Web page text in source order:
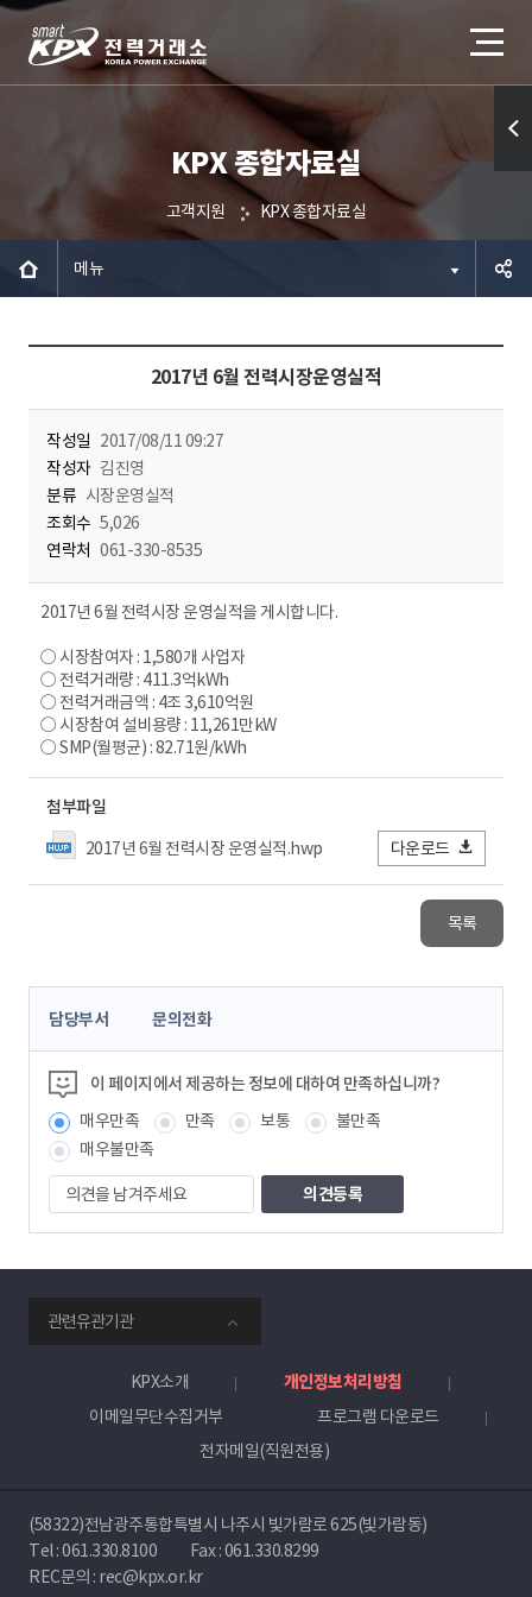
KPX 종합자료실
고객지원 KPX 종합자료실
메뉴
2017년 6월 전력시장운영실적
작성일 2017/08/11 09:27
작성자 김진영
분류 시장운영실적
조회수 5,026
연락처 061-330-8535
2017년 6월 전력시장 운영실적을 게시합니다.
○ 시장참여자 : 1,580개 사업자
○ 전력거래량 : 411.3억kWh
○ 전력거래금액 : 4조 3,610억원
○ 시장참여 설비용량 : 11,261만kW
○ SMP(월평균) : 82.71원/kWh
첨부파일
2017년 6월 전력시장 운영실적.hwp
다운로드
목록
콘
츠
정
보
책
임
자
담당부서 문의전화
이 페이지에서 제공하는 정보에 대하여 만족하십니까?
매우만족
만족 보통
불만족
매우불만족
의
견
을
겨
주
세
요
관련유관기관
KPX소개
개인정보처리방침
이메일무단수집거부
프로그램 다운로드
전자메일(직원전용)
(58322)전남광주통합특별시 나주시 빛가람로 625(빛가람동)
Tel :061.330.8100
Fax : 061.330.8299
REC문의 : rec@kpx.or.kr